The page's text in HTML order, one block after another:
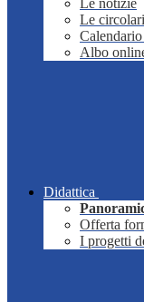
Le notizie
Le circolari
Albo
Didattica
Offerta
I progetti